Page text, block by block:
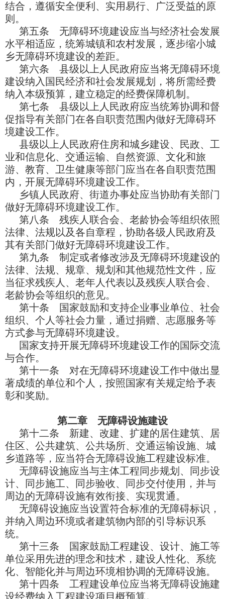
结合，遵循安全便利、实用易行、广泛受益的原
则。
第五条 无障碍环境建设应当与经济社会发展
水平相适应，统筹城镇和农村发展，逐步缩小城
乡无障碍环境建设的差距。
第六条 县级以上人民政府应当将无障碍环境
建设纳入国民经济和社会发展规划，将所需经费
纳入本级预算，建立稳定的经费保障机制。
第七条 县级以上人民政府应当统筹协调和督
促指导有关部门在各自职责范围内做好无障碍环
境建设工作。
县级以上人民政府住房和城乡建设、民政、工
业和信息化、交通运输、自然资源、文化和旅
游、教育、卫生健康等部门应当在各自职责范围
内，开展无障碍环境建设工作。
乡镇人民政府、街道办事处应当协助有关部门
做好无障碍环境建设工作。
第八条 残疾人联合会、老龄协会等组织依照
法律、法规以及各自章程，协助各级人民政府及
其有关部门做好无障碍环境建设工作。
第九条 制定或者修改涉及无障碍环境建设的
法律、法规、规章、规划和其他规范性文件，应
当征求残疾人、老年人代表以及残疾人联合会、
老龄协会等组织的意见。
第十条 国家鼓励和支持企业事业单位、社会
组织、个人等社会力量，通过捐赠、志愿服务等
方式参与无障碍环境建设。
国家支持开展无障碍环境建设工作的国际交流
与合作。
第十一条 对在无障碍环境建设工作中做出显
著成绩的单位和个人，按照国家有关规定给予表
彰和奖励。
第二章 无障碍设施建设
第十二条 新建、改建、扩建的居住建筑、居
住区、公共建筑、公共场所、交通运输设施、城
乡道路等，应当符合无障碍设施工程建设标准。
无障碍设施应当与主体工程同步规划、同步设
计、同步施工、同步验收、同步交付使用，并与
周边的无障碍设施有效衔接、实现贯通。
无障碍设施应当设置符合标准的无障碍标识，
并纳入周边环境或者建筑物内部的引导标识系
统。
第十三条 国家鼓励工程建设、设计、施工等
单位采用先进的理念和技术，建设人性化、系统
化、智能化并与周边环境相协调的无障碍设施。
第十四条 工程建设单位应当将无障碍设施建
设经费纳入工程建设项目概预算。